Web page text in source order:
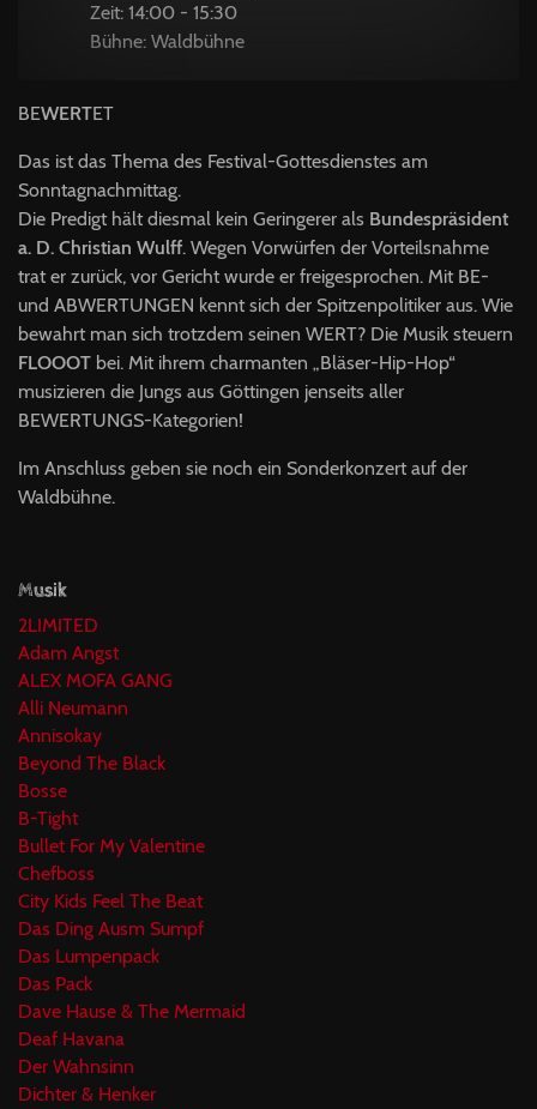
Zeit: 14:00 - 15:30
Bühne: Waldbühne
BEWERTET
Das ist das Thema des Festival-Gottesdienstes am
Sonntagnachmittag.
Die Predigt hält diesmal kein Geringerer als Bundespräsident
a. D. Christian Wulff. Wegen Vorwürfen der Vorteilsnahme
trat er zurück, vor Gericht wurde er freigesprochen. Mit BE-
und ABWERTUNGEN kennt sich der Spitzenpolitiker aus. Wie
bewahrt man sich trotzdem seinen WERT? Die Musik steuern
FLOOOT bei. Mit ihrem charmanten „Bläser-Hip-Hop“
musizieren die Jungs aus Göttingen jenseits aller
BEWERTUNGS-Kategorien!
Im Anschluss geben sie noch ein Sonderkonzert auf der
Waldbühne.
Musik
2LIMITED
Adam Angst
ALEX MOFA GANG
Alli Neumann
Annisokay
Beyond The Black
Bosse
B-Tight
Bullet For My Valentine
Chefboss
City Kids Feel The Beat
Das Ding Ausm Sumpf
Das Lumpenpack
Das Pack
Dave Hause & The Mermaid
Deaf Havana
Der Wahnsinn
Dichter & Henker